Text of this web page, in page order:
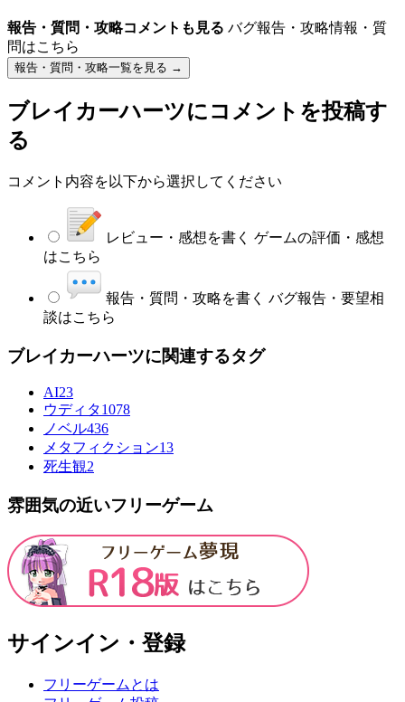
報告・質問・攻略コメントも見る バグ報告・攻略情報・質
問はこちら
報告・質問・攻略一覧を見る →
ブレイカーハーツにコメントを投稿す
る
コメント内容を以下から選択してください
レビュー・感想を書く ゲームの評価・感想
はこちら
報告・質問・攻略を書く バグ報告・要望相
談はこちら
ブレイカーハーツに関連するタグ
AI23
ウディタ1078
ノベル436
メタフィクション13
死生観2
雰囲気の近いフリーゲーム
サインイン・登録
フリーゲームとは